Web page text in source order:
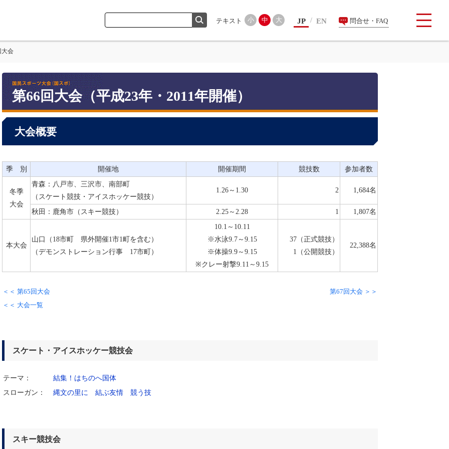
検索 小 中 大 JP EN 問合せ・FAQ
大会
第66回大会（平成23年・2011年開催）
大会概要
季 別 開催地 開催期間 競技数 参加者数
冬季
大会
青森：八戸市、三沢市、南部町
（スケート競技・アイスホッケー競技）
1.26～1.30 2 1,684名
秋田：鹿角市（スキー競技） 2.25～2.28 1 1,807名
本大会
山口（18市町 県外開催1市1町を含む）
（デモンストレーション行事 17市町）
10.1～10.11
※水泳9.7～9.15
※体操9.9～9.15
※クレー射撃9.11～9.15
37（正式競技）
1（公開競技）
22,388名
＜＜ 第65回大会
第67回大会 ＞＞
＜＜ 大会一覧
スケート・アイスホッケー競技会
テーマ：
結集！はちのへ国体
スローガン：
縄文の里に 結ぶ友情 競う技
スキー競技会